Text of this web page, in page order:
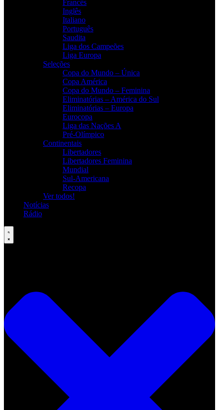
Francês
Inglês
Italiano
Português
Saudita
Liga dos Campeões
Liga Europa
Seleções
Copa do Mundo – Única
Copa América
Copa do Mundo – Feminina
Eliminatórias – América do Sul
Eliminatórias – Europa
Eurocopa
Liga das Nações A
Pré-Olímpico
Continentais
Libertadores
Libertadores Feminina
Mundial
Sul-Americana
Recopa
Ver todos!
Notícias
Rádio